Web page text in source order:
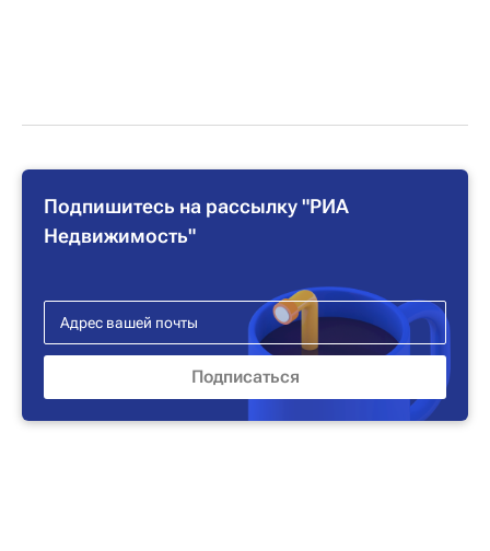
Подпишитесь на рассылку "РИА
Недвижимость"